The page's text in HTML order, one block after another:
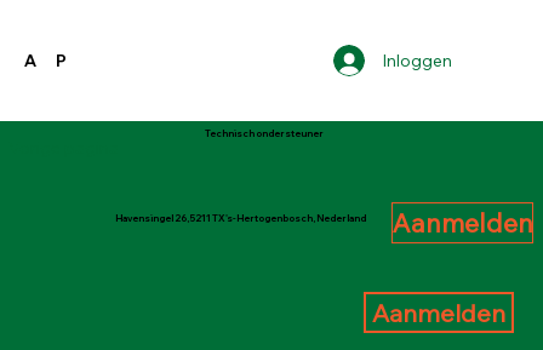
A P Inloggen
Aanmelden
Technisch ondersteuner
Havensingel 26, 5211 TX 's-Hertogenbosch, Nederland
Aanmelden